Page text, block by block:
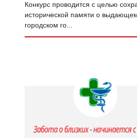
Конкурс проводится с целью
исторической памяти о
городском го...